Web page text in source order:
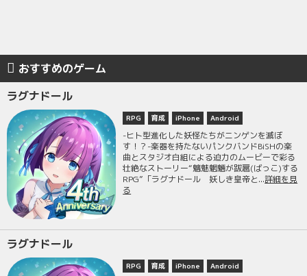
おすすめのゲーム
ラグナドール
RPG 育成 iPhone Android
-ヒト型進化した妖怪たちがニンゲンを滅ぼ
す！？-楽器を持たないパンクバンドBiSHの楽
曲とスタジオ白組による迫力のムービーで彩る
壮絶なストーリー“魑魅魍魎が跋扈(ばっこ)する
RPG”「ラグナドール 妖しき皇帝と...詳細を見
る
ラグナドール
RPG 育成 iPhone Android